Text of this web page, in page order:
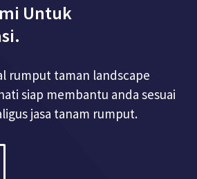
Untuk
rumput taman landscape
siap membantu anda sesuai
jasa tanam rumput.